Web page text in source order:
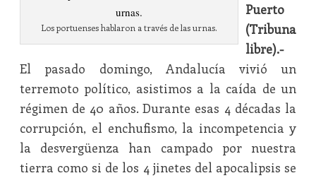
Los portuenses hablaron a través de las urnas.
Puerto
(Tribuna
libre).-
El pasado domingo, Andalucía vivió un
terremoto político, asistimos a la caída de un
régimen de 40 años. Durante esas 4 décadas la
corrupción, el enchufismo, la incompetencia y
la desvergüenza han campado por nuestra
tierra como si de los 4 jinetes del apocalipsis se